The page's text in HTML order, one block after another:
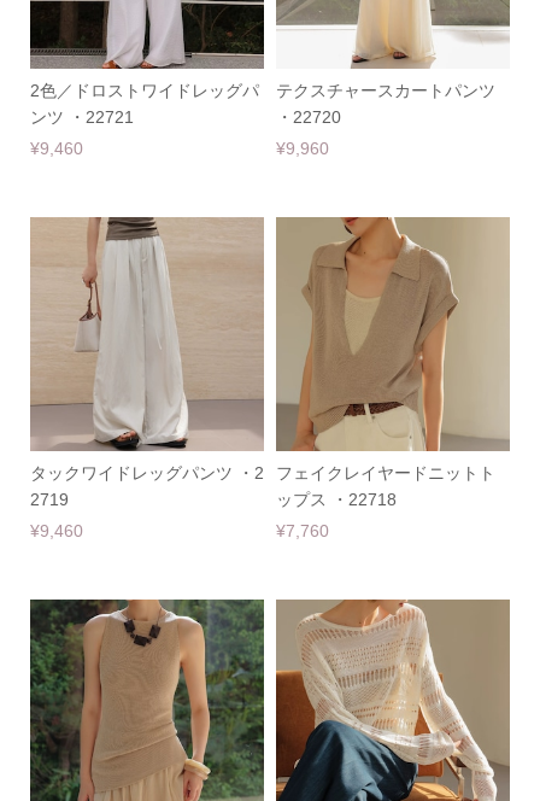
2色／ドロストワイドレッグパ
ンツ ・22721
¥9,460
テクスチャースカートパンツ
・22720
¥9,960
タックワイドレッグパンツ ・2
2719
¥9,460
フェイクレイヤードニットト
ップス ・22718
¥7,760